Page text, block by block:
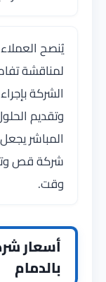
يُنصح
لمناقشة
الشركة
وتقديم
المباشر
شركة قص
وقت.
أسعار
بالدمام